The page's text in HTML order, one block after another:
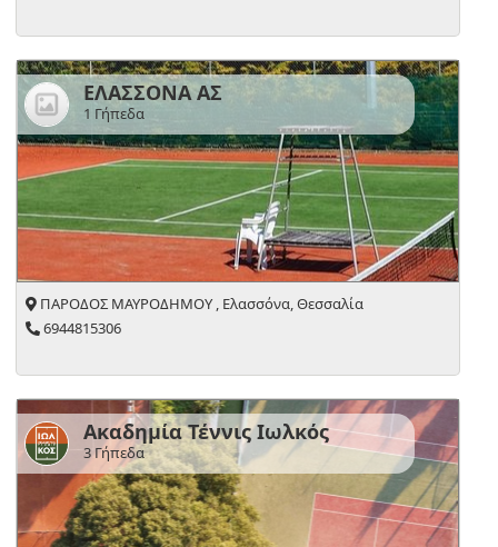
ΕΛΑΣΣΟΝΑ ΑΣ
1 Γήπεδα
ΠΑΡΟΔΟΣ ΜΑΥΡΟΔΗΜΟΥ , Ελασσόνα, Θεσσαλία
6944815306
Ακαδημία Τέννις Ιωλκός
3 Γήπεδα